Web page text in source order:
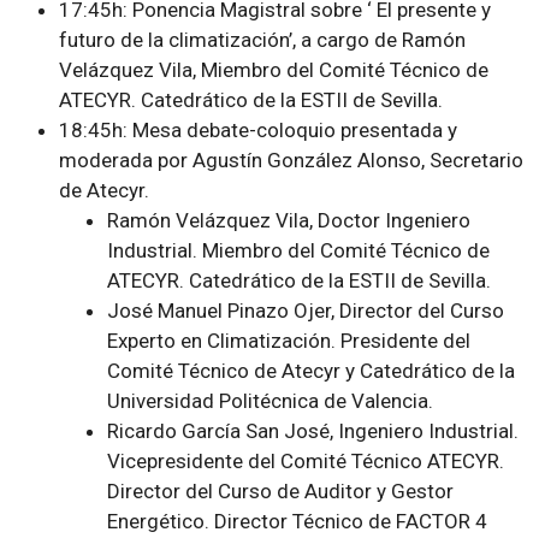
17:45h: Ponencia Magistral sobre ‘ El presente y
futuro de la climatización’, a cargo de Ramón
Velázquez Vila, Miembro del Comité Técnico de
ATECYR. Catedrático de la ESTII de Sevilla.
18:45h: Mesa debate-coloquio presentada y
moderada por Agustín González Alonso, Secretario
de Atecyr.
Ramón Velázquez Vila, Doctor Ingeniero
Industrial. Miembro del Comité Técnico de
ATECYR. Catedrático de la ESTII de Sevilla.
José Manuel Pinazo Ojer, Director del Curso
Experto en Climatización. Presidente del
Comité Técnico de Atecyr y Catedrático de la
Universidad Politécnica de Valencia.
Ricardo García San José, Ingeniero Industrial.
Vicepresidente del Comité Técnico ATECYR.
Director del Curso de Auditor y Gestor
Energético. Director Técnico de FACTOR 4